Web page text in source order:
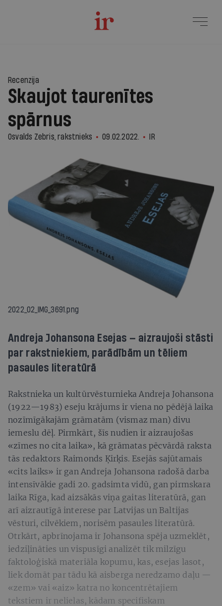
Recenzija
Skaujot taurenītes
spārnus
Osvalds Zebris, rakstnieks 09.02.2022. IR
2022_02_IMG_3691.png
Andreja Johansona Esejas — aizraujoši stāsti
par rakstniekiem, parādībām un tēliem
pasaules literatūrā
Rakstnieka un kultūrvēsturnieka Andreja Johansona
(1922—1983) eseju krājums ir viena no pēdējā laika
nozīmīgākajām grāmatām (vismaz man) divu
iemeslu dēļ. Pirmkārt, šīs nudien ir aizraujošas
«zīmes no cita laika», kā grāmatas pēcvārdā raksta
tās redaktors Raimonds Ķirķis. Esejās sajūtamais
«cits laiks» ir gan Andreja Johansona radošā darba
intensīvākie gadi 20. gadsimta vidū, gan pirmskara
laika Rīga, kad aizsākās viņa gaitas literatūrā, gan
arī aizrautīgā interese par Latvijas un Baltijas
vēsturi, cilvēkiem, norisēm pasaules literatūrā.
Otrkārt, apbrīnojama ir Johansona spēja uzmeklēt,
iedziļināties un vispusīgi analizēt tik milzīgu
faktoloģiskā materiāla kopumu, kas, esejas lasot,
liek domāt par tādu kā aisberga neredzamo daļu —
«zem» vai «aiz» katra no koncentrētajiem
tekstiem ir nelielas, kādam specifiskam